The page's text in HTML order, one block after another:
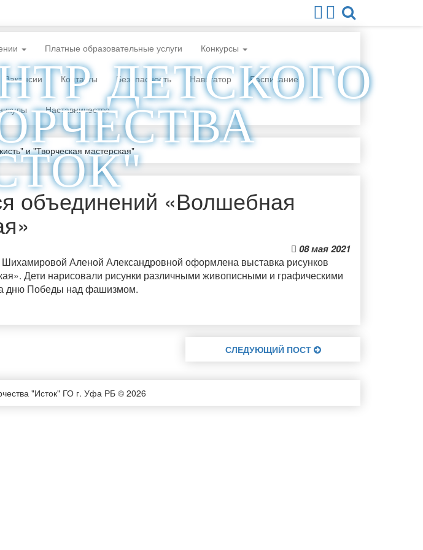
ДЕТСКОГО
Платные образовательные услуги Конкурсы
Вакансии Контакты Безопасность Навигатор Расписание
Наставничество
и "Творческая мастерская"
объединений «Волшебная
08 мая 2021
Аленой Александровной оформлена выставка рисунков
Дети нарисовали рисунки различными живописными и графическими
дню Победы над фашизмом.
СЛЕДУЮЩИЙ ПОСТ
"Исток" ГО г. Уфа РБ © 2026